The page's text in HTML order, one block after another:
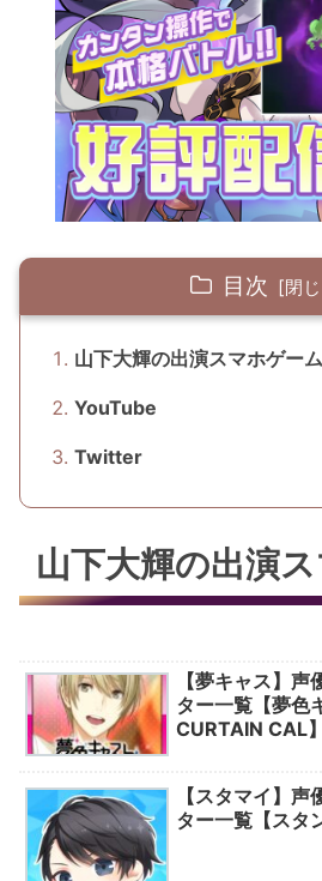
目次
山下大輝の出演スマホゲーム
YouTube
Twitter
山下大輝の出演
【夢キャス】
ター一覧【夢色
CURTAIN CAL】
【スタマイ】
ター一覧【スタ